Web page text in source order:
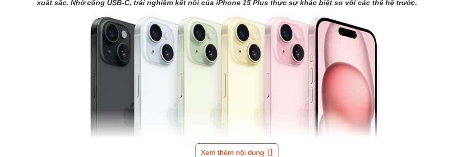
xuất sắc. Nhờ cổng USB-C, trải nghiệm kết nối của iPhone 15 Plus thực sự khác biệt so với các thế hệ trước.
Xem thêm nội dung